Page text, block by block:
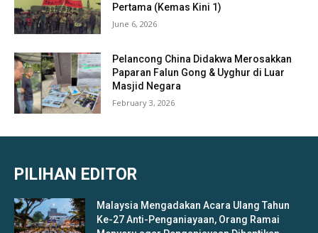
Pertama (Kemas Kini 1)
June 6, 2026
Pelancong China Didakwa Merosakkan
Paparan Falun Gong & Uyghur di Luar
Masjid Negara
February 3, 2026
PILIHAN EDITOR
Malaysia Mengadakan Acara Ulang Tahun
Ke-27 Anti-Penganiayaan, Orang Ramai